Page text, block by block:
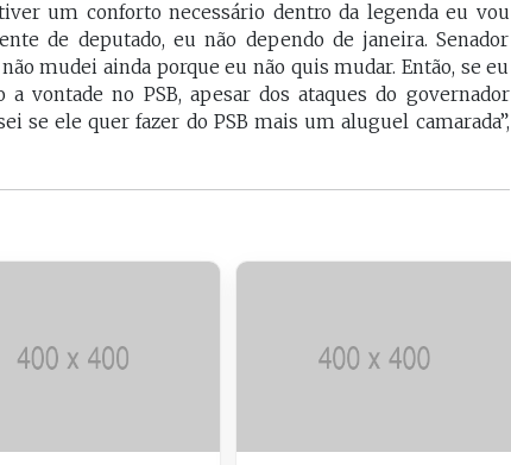
um conforto necessário dentro da legenda eu vou
de deputado, eu não dependo de janeira. Senador
mudei ainda porque eu não quis mudar. Então, se eu
vontade no PSB, apesar dos ataques do governador
se ele quer fazer do PSB mais um aluguel camarada”,